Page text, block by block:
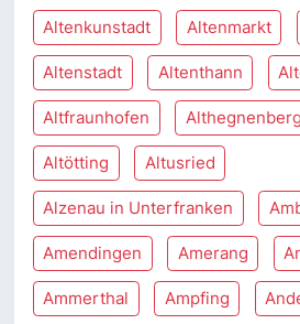
Altenkunstadt Altenmarkt
Altenstadt Altenthann
Altfraunhofen Althegnenberg
Altötting Altusried
Alzenau in Unterfranken
Amendingen Amerang
Ammerthal Ampfing